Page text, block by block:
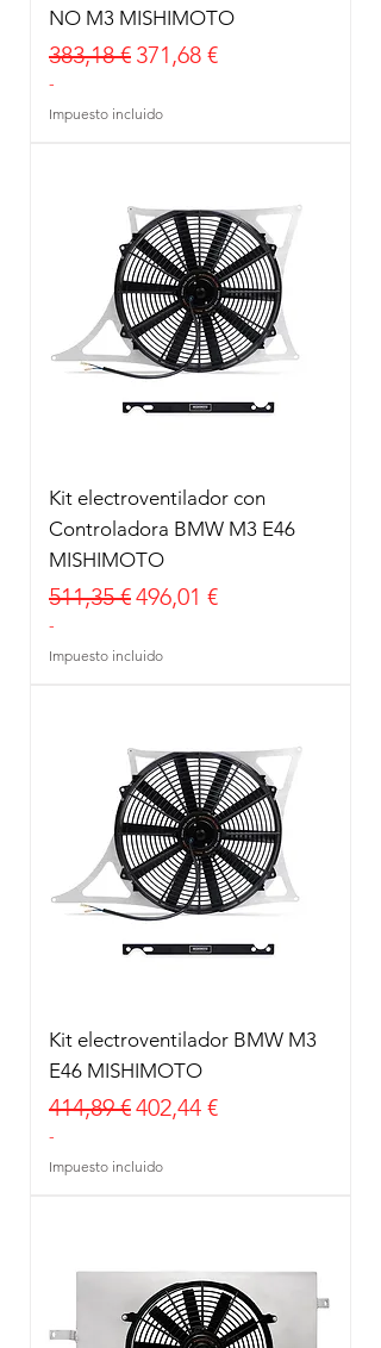
NO M3 MISHIMOTO
Precio
383,18 € Precio de oferta
371,68 €
-
Impuesto incluido
Kit electroventilador con
Controladora BMW M3 E46
MISHIMOTO
Precio
511,35 €Precio de oferta
496,01 €
-
Impuesto incluido
Kit electroventilador BMW M3
E46 MISHIMOTO
Precio
414,89 €Precio de oferta
402,44 €
-
Impuesto incluido